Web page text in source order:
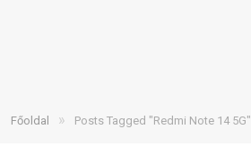
Főoldal » Posts Tagged "Redmi Note 14 5G"